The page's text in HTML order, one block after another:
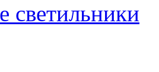
светильники